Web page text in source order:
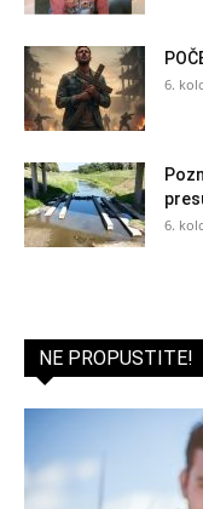
6.
6.
NE PROPUSTITE!